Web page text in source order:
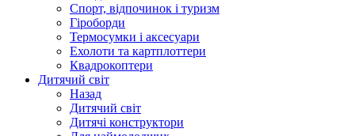
Спорт, відпочинок і туризм
Гіроборди
Термосумки і аксесуари
Ехолоти та картплоттери
Квадрокоптери
Дитячий світ
Назад
Дитячий світ
Дитячі конструктори